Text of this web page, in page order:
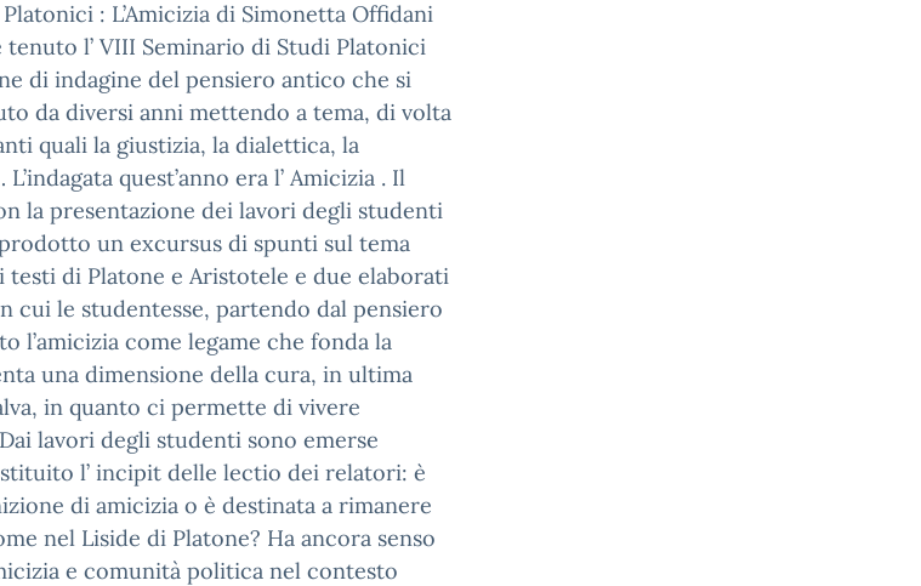
: L’Amicizia di Simonetta Offidani
tenuto l’ VIII Seminario di Studi Platonici
di indagine del pensiero antico che si
da diversi anni mettendo a tema, di volta
quali la giustizia, la dialettica, la
quest’anno era l’ Amicizia . Il
la presentazione dei lavori degli studenti
un excursus di spunti sul tema
testi di Platone e Aristotele e due elaborati
cui le studentesse, partendo dal pensiero
l’amicizia come legame che fonda la
una dimensione della cura, in ultima
in quanto ci permette di vivere
lavori degli studenti sono emerse
l’ incipit delle lectio dei relatori: è
di amicizia o è destinata a rimanere
nel Liside di Platone? Ha ancora senso
e comunità politica nel contesto